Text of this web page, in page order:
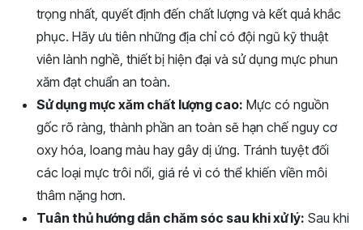
trọng nhất, quyết định đến chất lượng và kết quả khắc
phục. Hãy ưu tiên những địa chỉ có đội ngũ kỹ thuật
viên lành nghề, thiết bị hiện đại và sử dụng mực phun
xăm đạt chuẩn an toàn.
Sử dụng mực xăm chất lượng cao: Mực có nguồn
gốc rõ ràng, thành phần an toàn sẽ hạn chế nguy cơ
oxy hóa, loang màu hay gây dị ứng. Tránh tuyệt đối
các loại mực trôi nổi, giá rẻ vì có thể khiến viền môi
thâm nặng hơn.
Tuân thủ hướng dẫn chăm sóc sau khi xử lý: Sau khi